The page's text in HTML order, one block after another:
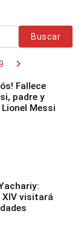
Buscar
chevron_right
Fallece
padre y
Messi
XIV visitará